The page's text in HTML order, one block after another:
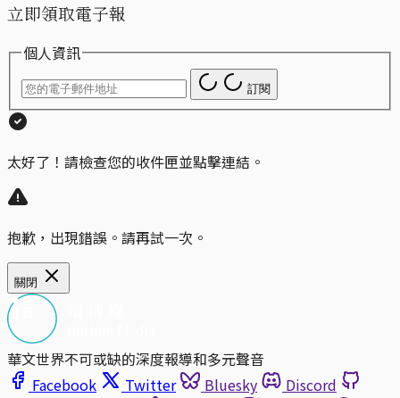
立即領取電子報
個人資訊
訂閱
太好了！請檢查您的收件匣並點擊連結。
抱歉，出現錯誤。請再試一次。
關閉
華文世界不可或缺的深度報導和多元聲音
Facebook
Twitter Bluesky
Discord